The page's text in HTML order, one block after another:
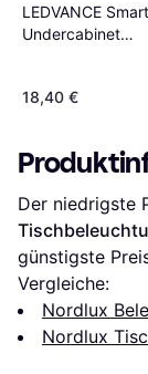
LEDVANCE
Undercabinet
18,40 €
Der niedrigste
günstigste
Vergleiche:
Nordlux
Nordlux